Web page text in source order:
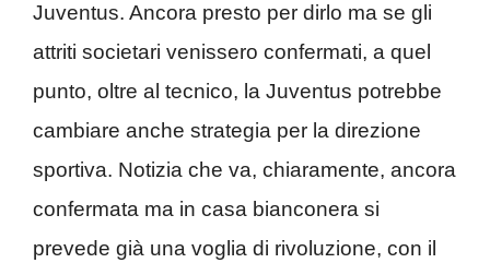
Juventus. Ancora presto per dirlo ma se gli
attriti societari venissero confermati, a quel
punto, oltre al tecnico, la Juventus potrebbe
cambiare anche strategia per la direzione
sportiva. Notizia che va, chiaramente, ancora
confermata ma in casa bianconera si
prevede già una voglia di rivoluzione, con il